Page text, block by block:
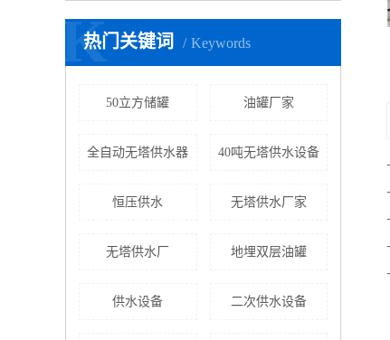
热门关键词 Keywords
K
50立方储罐 油罐厂家
全自动无塔供水器 40吨无塔供水设备
恒压供水 无塔供水厂家
无塔供水厂 地埋双层油罐
供水设备 二次供水设备